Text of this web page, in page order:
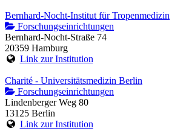
Bernhard-Nocht-Institut für Tropenmedizin
Forschungseinrichtungen
Bernhard-Nocht-Straße 74
20359 Hamburg
Link zur Institution
Charité - Universitätsmedizin Berlin
Forschungseinrichtungen
Lindenberger Weg 80
13125 Berlin
Link zur Institution